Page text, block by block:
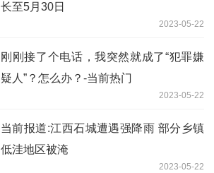
长至5月30日
2023-05-22
刚刚接了个电话，我突然就成了“犯罪嫌
疑人”？怎么办？-当前热门
2023-05-22
当前报道:江西石城遭遇强降雨 部分乡镇
低洼地区被淹
2023-05-22